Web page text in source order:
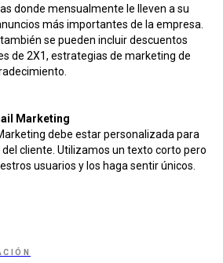
donde mensualmente le lleven a su
más importantes de la empresa.
se pueden incluir descuentos
de 2X1, estrategias de marketing de
Marketing
debe estar personalizada para
cliente. Utilizamos un texto corto pero
usuarios y los haga sentir únicos.